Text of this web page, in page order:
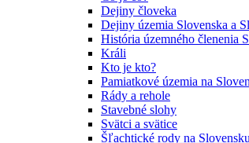
Dejiny človeka
Dejiny územia Slovenska a
História územného členenia
Králi
Kto je kto?
Pamiatkové územia na
Rády a rehole
Stavebné slohy
Svätci a svätice
Šľachtické rody na Slovensku